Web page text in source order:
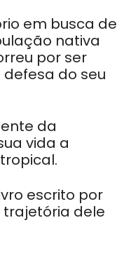
em busca de
nativa
por ser
defesa do seu
da
vida a
escrito por
trajetória dele